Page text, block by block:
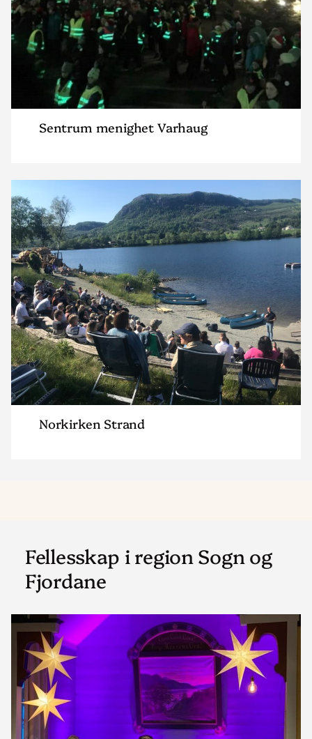
Sentrum menighet Varhaug
Norkirken Strand
article
"Norkirken
Strand"
Fellesskap i region Sogn og
Fjordane
Read
article
"Norkyrkja
Sandane"